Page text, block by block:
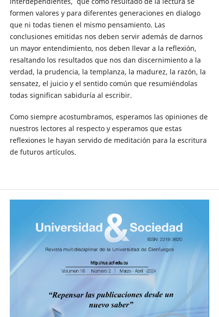
formen valores y para diferentes generaciones en dialogo
que ni todas tienen el mismo pensamiento. Las
conclusiones emitidas nos deben servir además de darnos
un mayor entendimiento, nos deben llevar a la reflexión,
resaltando los resultados que nos dan discernimiento a la
verdad, la prudencia, la templanza, la madurez, la razón, la
sensatez, el juicio y el sentido común que resumiéndolas
todas significan sabiduría al escribir.
Como siempre acostumbramos, esperamos las opiniones de
nuestros lectores al respecto y esperamos que estas
reflexiones le hayan servido de meditación para la escritura
de futuros artículos.